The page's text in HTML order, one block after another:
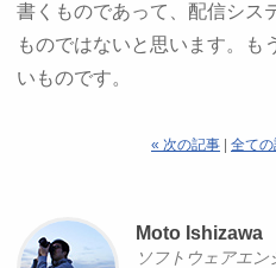
書くものであって、配信シス
ものではないと思います。も
いものです。
« 次の記事 全て
Moto Ishizawa
ソフトウェアエ